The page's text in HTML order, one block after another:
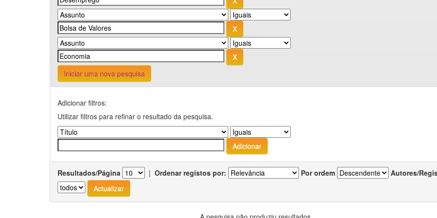
Iniciar uma nova pesquisa
Adicionar filtros:
Utilizar filtros para refinar o resultado da pesquisa.
Resultados/Página | Ordenar registos por: Por ordem Autores/